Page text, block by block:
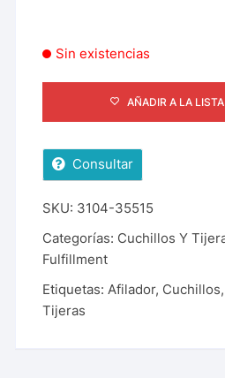
Sin existencias
AÑADIR A LA
Consultar
SKU: 3104-35515
Categorías: Cuchillos Y
Fulfillment
Etiquetas: Afilador, Cuchillos,
Tijeras